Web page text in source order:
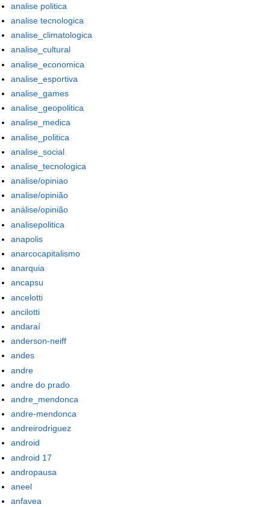
analise politica
analise tecnologica
analise_climatologica
analise_cultural
analise_economica
analise_esportiva
analise_games
analise_geopolitica
analise_medica
analise_politica
analise_social
analise_tecnologica
analise/opiniao
analise/opinião
análise/opinião
analisepolitica
anapolis
anarcocapitalismo
anarquia
ancapsu
ancelotti
ancilotti
andaraí
anderson-neiff
andes
andre
andre do prado
andre_mendonca
andre-mendonca
andreirodriguez
android
android 17
andropausa
aneel
anfavea